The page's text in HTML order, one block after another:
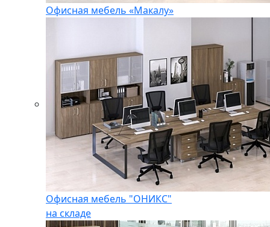
Офисная мебель «Макалу»
Офисная мебель "ОНИКС"
на складе